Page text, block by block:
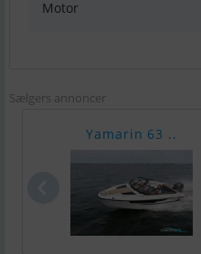
Motor
Sælgers annoncer
Yamarin 63 ..